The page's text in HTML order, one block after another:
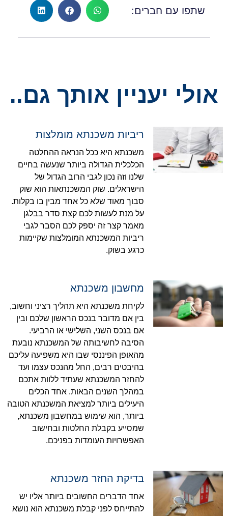
שתפו עם חברים:
אולי יעניין אותך גם..
ריביות משכנתא מומלצות
משכנתא היא ככל הנראה ההחלטה
הכלכלית הגדולה ביותר שנעשה בחיים
שלנו וזה נכון לגבי הרוב הגדול של
הישראלים. שוק המשכנתאות הוא שוק
סבוך מאוד שלא כל אחד מבין בו בקלות.
על מנת לעשות לכם קצת סדר בבלגן
מאמר קצר זה יספק לכם הסבר לגבי
ריביות המשכנתא המומלצות שקיימות
כרגע בשוק.
מחשבון משכנתא
לקיחת משכנתא היא תהליך רציני וחשוב,
בין אם מדובר בנכס הראשון שלכם ובין
אם בנכס השני, השלישי או הרביעי.
הסיבה לחשיבותה של המשכנתא נובעת
מהאופן הפיננסי שבו היא משפיעה עליכם
בהיבטים רבים, החל מהנכס עצמו ועד
להחזר המשכנתא שעתיד ללוות אתכם
במהלך השנים הבאות. אחד הכלים
היעילים ביותר למציאת המשכנתא הטובה
ביותר, הוא שימוש במחשבון משכנתא,
שמסייע בקבלת החלטות ובחישוב
האפשרויות העומדות בפניכם.
בדיקת החזר משכנתא
אחד הדברים החשובים ביותר אליו יש
להתייחס לפני קבלת משכנתא הוא נושא